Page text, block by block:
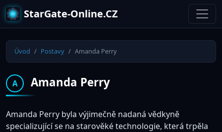
StarGate-Online.CZ
Úvod Postavy Amanda Perry
A Amanda Perry
Amanda Perry byla výjimečně nadaná vědkyně
specializující se na starověké technologie, která trpěla